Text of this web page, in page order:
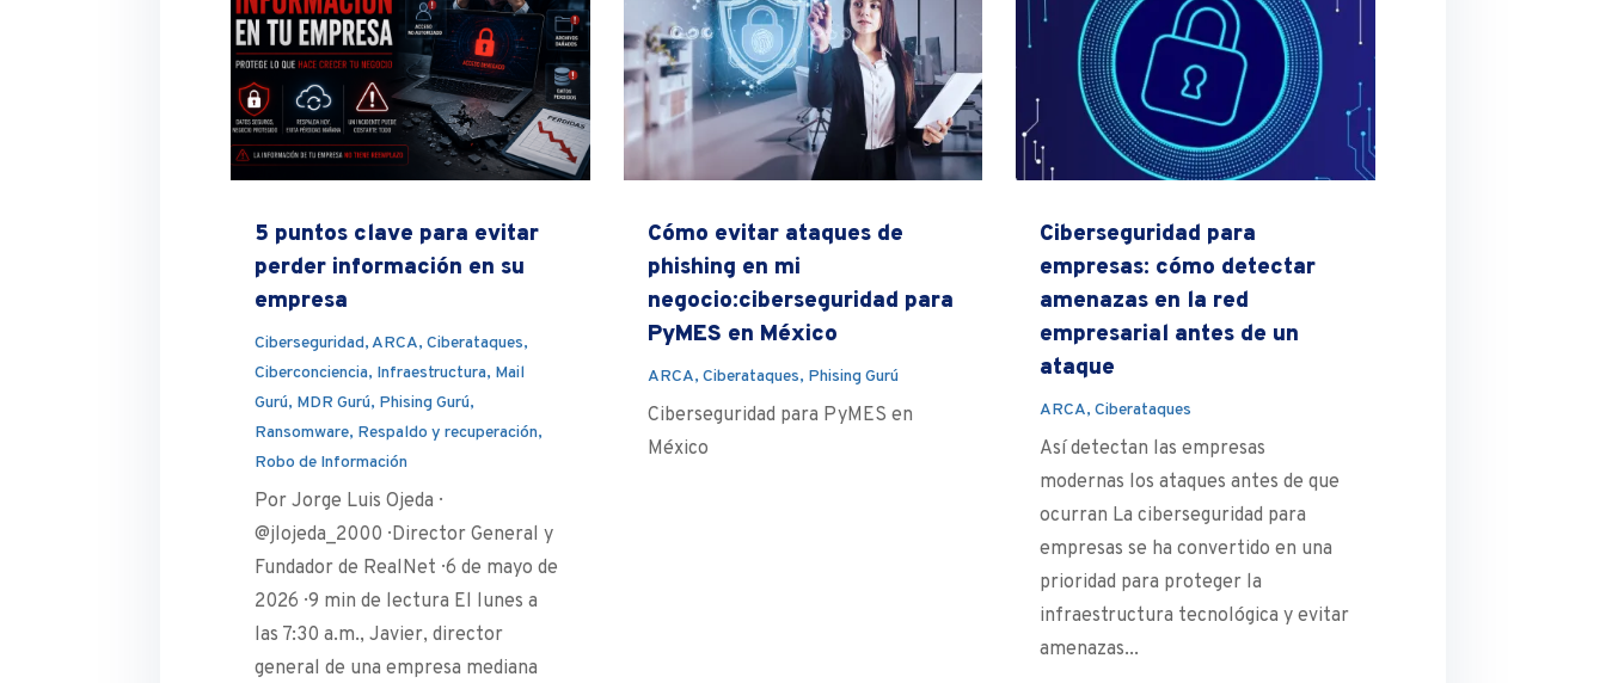
5 puntos clave para evitar
perder información en su
empresa
Ciberseguridad,ARCA,Ciberataques,
Ciberconciencia, Infraestructura, Mail
Gurú, MDR Gurú, Phising Gurú,
Ransomware, Respaldo y recuperación,
Robo de Información
Por Jorge Luis Ojeda ·
@jlojeda_2000 · Director General y
Fundador de RealNet · 6 de mayo de
2026 · 9 min de lectura El lunes a
las 7:30 a.m., Javier, director
general de una empresa mediana
Cómo evitar ataques de
phishing en mi
negocio:ciberseguridad para
PyMES en México
ARCA, Ciberataques, Phising Gurú
Ciberseguridad para PyMES en
México
Ciberseguridad para
empresas: cómo detectar
amenazas en la red
empresarial antes de un
ataque
ARCA,Ciberataques
Así detectan las empresas
modernas los ataques antes de que
ocurran La ciberseguridad para
empresas se ha convertido en una
prioridad para proteger la
infraestructura tecnológica y evitar
amenazas...